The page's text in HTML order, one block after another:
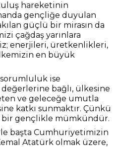
hareketinin
gençliğe duyulan
güçlü bir mirasın da
çağdaş yarınlara
enerjileri, üretkenlikleri,
en büyük
ise
bağlı, ülkesine
ve geleceğe umutla
katkı sunmaktır. Çünkü
gençlikle mümkündür.
başta Cumhuriyetimizin
Atatürk olmak üzere,